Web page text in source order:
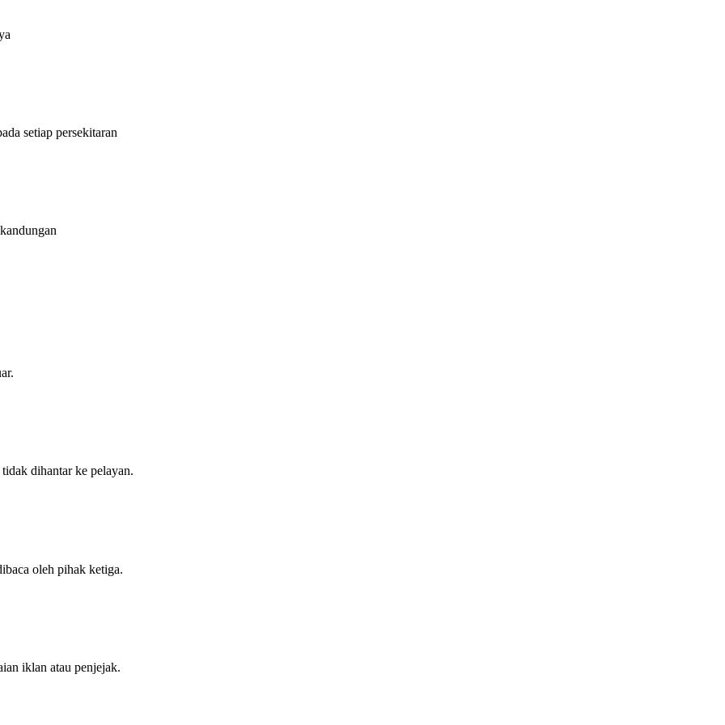
setiap persekitaran
dihantar ke pelayan.
oleh pihak ketiga.
iklan atau penjejak.